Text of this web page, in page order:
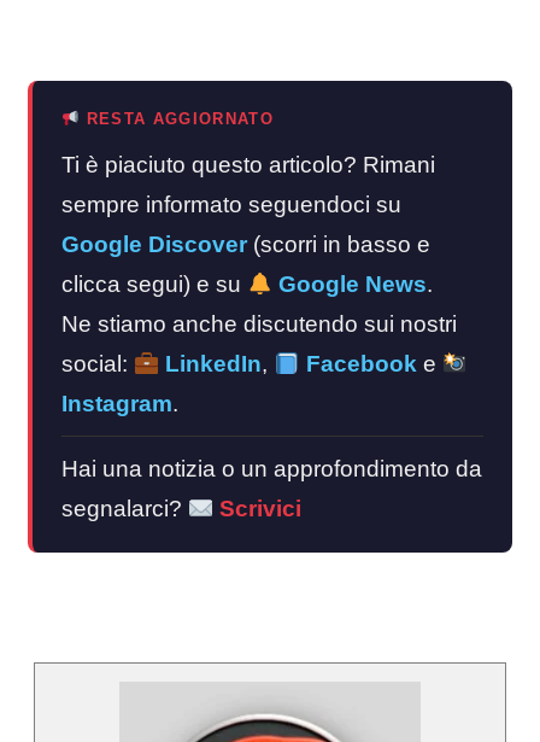
RESTA AGGIORNATO
Ti è piaciuto questo articolo? Rimani
sempre informato seguendoci su
Google Discover (scorri in basso e
clicca segui) e su
Google News.
Ne stiamo anche discutendo sui nostri
social:
LinkedIn, Facebooke
Instagram.
Hai una notizia o un approfondimento da
segnalarci?
Scrivici